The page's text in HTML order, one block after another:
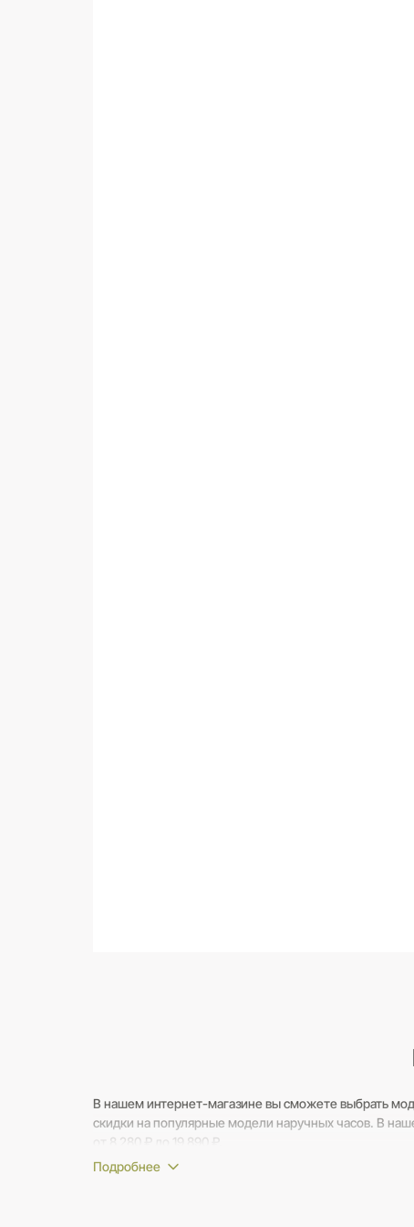
В нашем интернет-магазине вы сможете выбрать
скидки на популярные модели наручных часов. В
от 8 280 ₽ до 19 890 ₽.